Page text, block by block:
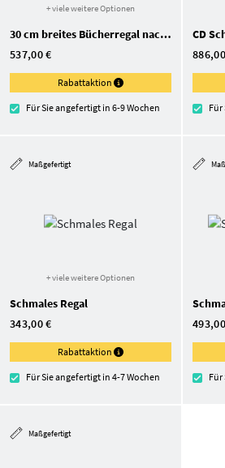
+ viele weitere Optionen
30 cm breites Bücherregal nach Maß
537,00 €
Rabattaktion
Für Sie angefertigt in 6-9 Wochen
CD
Für
Maßgefertigt
+ viele weitere Optionen
Schmales Regal
343,00 €
Rabattaktion
Für Sie angefertigt in 4-7 Wochen Für
Maßgefertigt